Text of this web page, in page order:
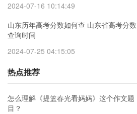
2024-07-16 10:14:49
山东历年高考分数如何查 山东省高考分数
查询时间
2024-07-25 04:15:05
热点推荐
怎么理解《提篮春光看妈妈》这个作文题
目？